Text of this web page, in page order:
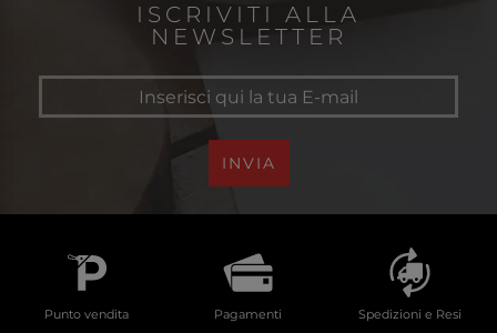
ISCRIVITI ALLA
NEWSLETTER
INVIA
Punto vendita Pagamenti Spedizioni e Resi